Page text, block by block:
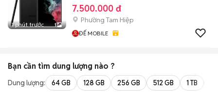
1 phút trước 1
7.500.000 đ
Phường Tam Hiệp
ĐẾ MOBILE
Bạn cần tìm dung lượng nào ?
Dung lượng: 64 GB 128 GB 256 GB 512 GB 1 TB